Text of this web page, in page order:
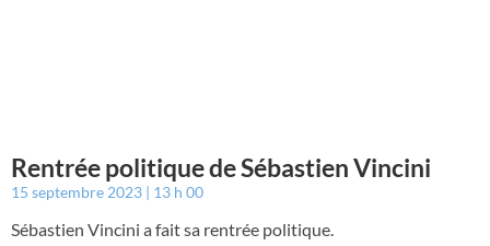
Rentrée politique de Sébastien Vincini
15 septembre 2023 13 h 00
Sébastien Vincini a fait sa rentrée politique.